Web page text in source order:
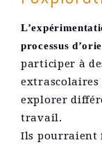
processus
participer à
extrascolaires
explorer
travail.
Ils pourraient